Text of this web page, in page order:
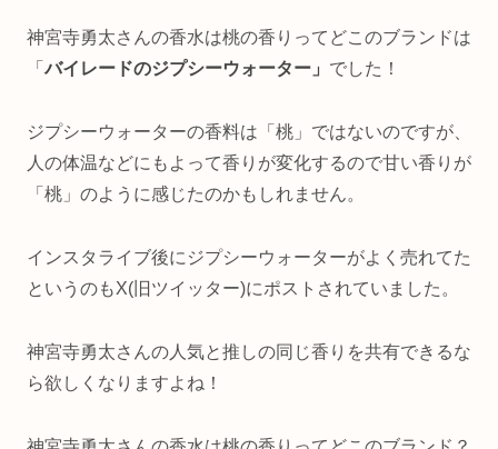
神宮寺勇太さんの香水は桃の香りってどこのブランドは
「バイレードのジプシーウォーター」 でした！
ジプシーウォーターの香料は「桃」ではないのですが、
人の体温などにもよって香りが変化するので甘い香りが
「桃」のように感じたのかもしれません。
インスタライブ後にジプシーウォーターがよく売れてた
というのもX(旧ツイッター)にポストされていました。
神宮寺勇太さんの人気と推しの同じ香りを共有できるな
ら欲しくなりますよね！